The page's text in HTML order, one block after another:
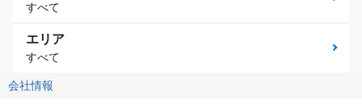
すべて
エリア
すべて
会社情報